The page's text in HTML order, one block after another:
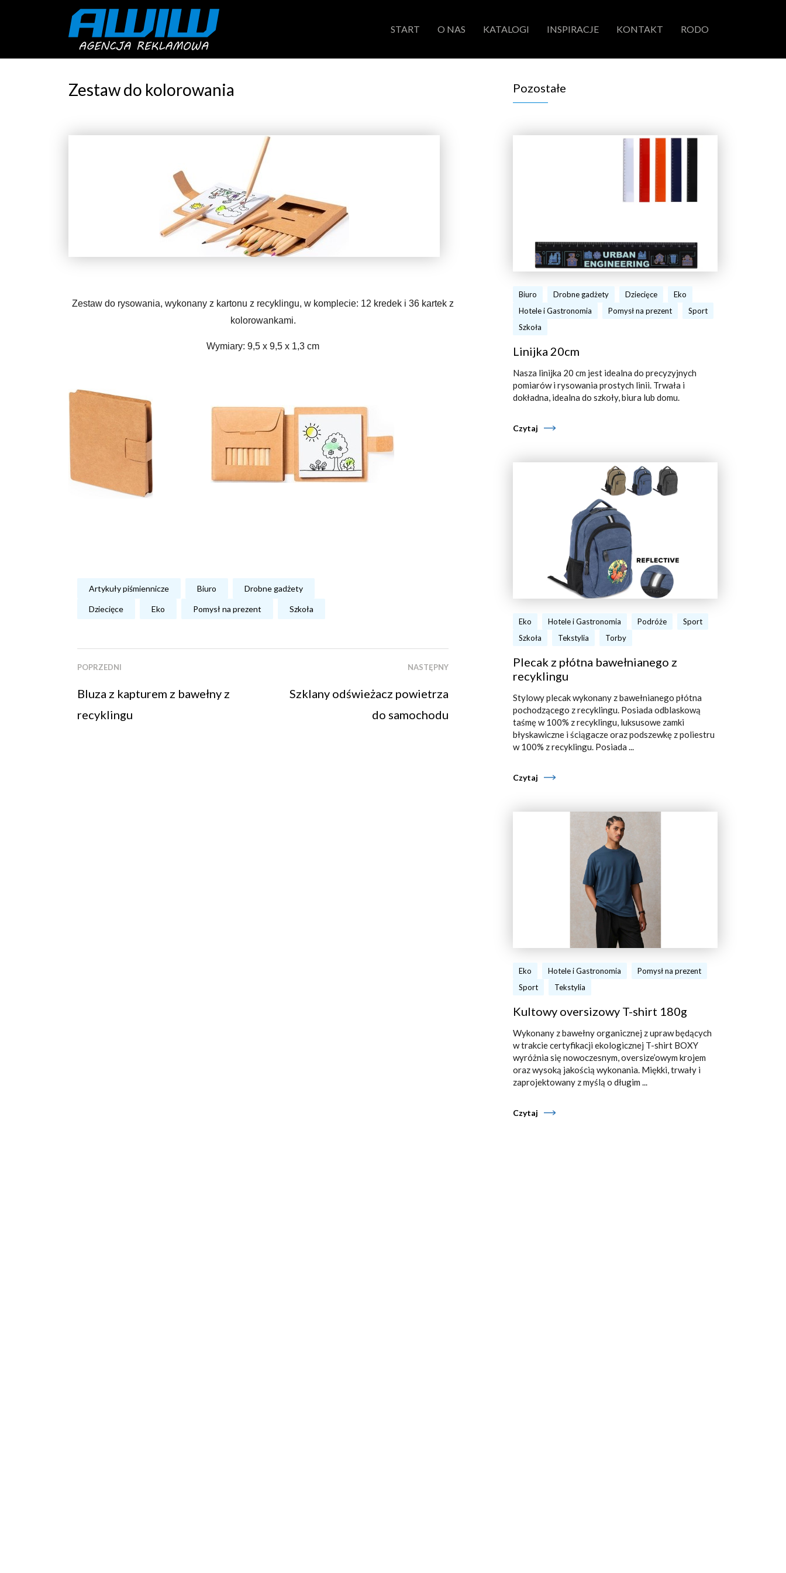
START O NAS KATALOGI INSPIRACJE KONTAKT RODO
Zestaw do kolorowania
Zestaw do rysowania, wykonany z kartonu z recyklingu, w komplecie: 12 kredek i 36 kartek z
kolorowankami.
Wymiary: 9,5 x 9,5 x 1,3 cm
Artykuły piśmiennicze Biuro Drobne gadżety
Dziecięce Eko Pomysł na prezent Szkoła
POPRZEDNI
Bluza z kapturem z bawełny z
recyklingu
NASTĘPNY
Szklany odświeżacz powietrza
do samochodu
Pozostałe
Biuro Drobne gadżety Dziecięce
Eko
Hotele i Gastronomia
Pomysł na prezent
Sport
Szkoła
Linijka 20cm
Nasza linijka 20 cm jest idealna do precyzyjnych
pomiarów i rysowania prostych linii. Trwała i
dokładna, idealna do szkoły, biura lub domu.
Czytaj
Eko Hotele i Gastronomia Podróże
Sport
Szkoła
Tekstylia Torby
Plecak z płótna bawełnianego z
recyklingu
Stylowy plecak wykonany z bawełnianego płótna
pochodzącego z recyklingu. Posiada odblaskową
taśmę w 100% z recyklingu, luksusowe zamki
błyskawiczne i ściągacze oraz podszewkę z poliestru
w 100% z recyklingu. Posiada ...
Czytaj
Eko Hotele i Gastronomia
Pomysł na prezent
Sport
Tekstylia
Kultowy oversizowy T-shirt 180g
Wykonany z bawełny organicznej z upraw będących
w trakcie certyfikacji ekologicznej T-shirt BOXY
wyróżnia się nowoczesnym, oversize’owym krojem
oraz wysoką jakością wykonania. Miękki, trwały i
zaprojektowany z myślą o długim ...
Czytaj